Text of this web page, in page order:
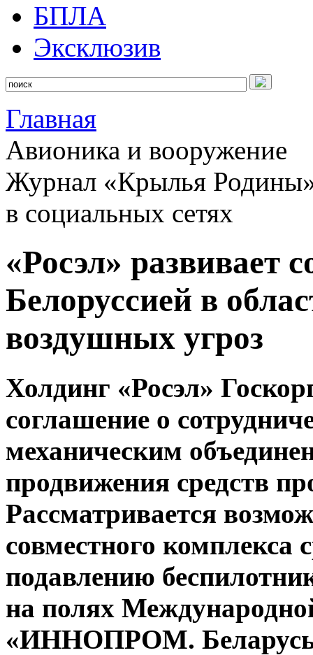
БПЛА
Эксклюзив
Главная
Авионика и вооружение
Журнал «Крылья
в социальных сетях
«Росэл» развивает
Белоруссией в
воздушных угроз
Холдинг «Росэл»
соглашение о
механическим о
продвижения средств
Рассматривается
совместного комплекса
подавлению
на полях
«ИННОПРОМ.